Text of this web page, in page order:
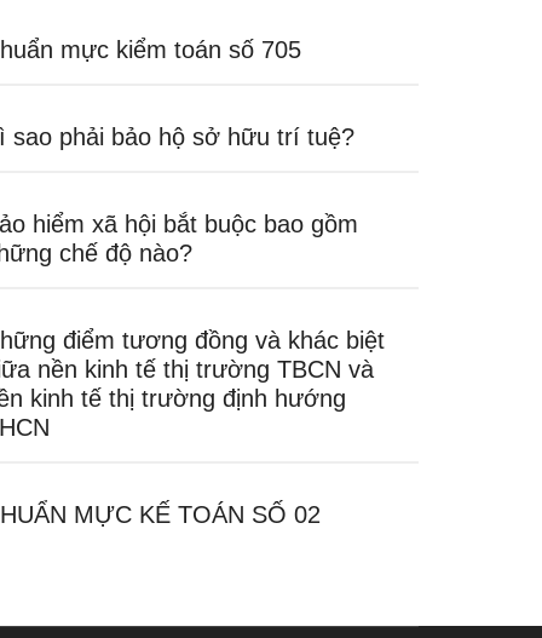
mực kiểm toán số 705
sao phải bảo hộ sở hữu trí tuệ?
hiểm xã hội bắt buộc bao gồm
chế độ nào?
điểm tương đồng và khác biệt
nền kinh tế thị trường TBCN và
kinh tế thị trường định hướng
MỰC KẾ TOÁN SỐ 02